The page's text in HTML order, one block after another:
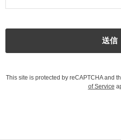
This site is protected by reCAPTCHA and
of Service